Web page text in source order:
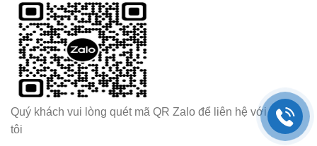
Quý khách vui lòng quét mã QR Zalo để liên hệ với chúng
tôi